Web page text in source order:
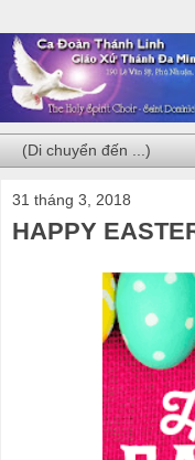
31 tháng 3, 2018
HAPPY